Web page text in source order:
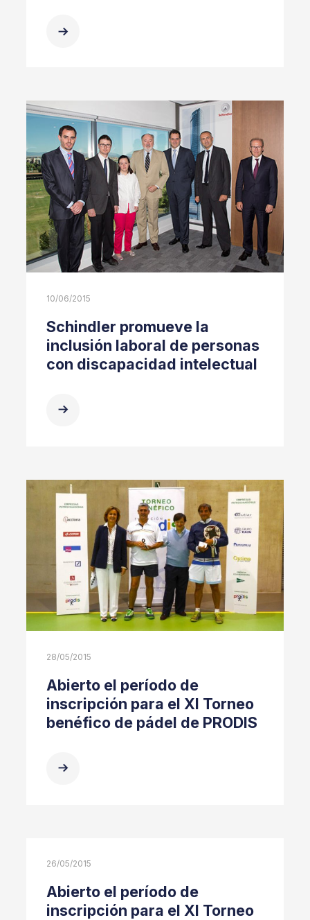
10/06/2015
Schindler promueve la
inclusión laboral de personas
con discapacidad intelectual
28/05/2015
Abierto el período de
inscripción para el XI Torneo
benéfico de pádel de PRODIS
26/05/2015
Abierto el período de
inscripción para el XI Torneo